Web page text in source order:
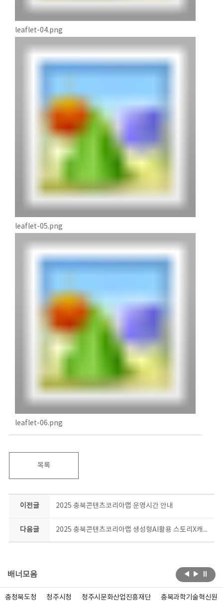
leaflet-04.png
leaflet-05.png
leaflet-06.png
목록
이전글 2025 충북콘텐츠코리아랩 운영시간 안내
다음글 2025 충북콘텐츠코리아랩 생성형AI활용 스토리X캐릭터 교육과정 모집 공고(연장)
배너모음
충청북도청 청주시청 청주시문화산업진흥재단 충북과학기술혁신원